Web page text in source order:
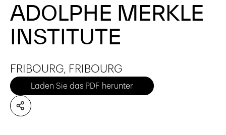
ADOLPHE MERKLE
INSTITUTE
FRIBOURG, FRIBOURG
Laden Sie das PDF herunter